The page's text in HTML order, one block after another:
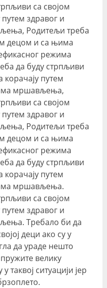
са својом
здравог и
Родитељи треба
децом и са њима
режима
да буду стрпљиви
путем
мршављења,
са својом
здравог и
Родитељи треба
децом и са њима
режима
да буду стрпљиви
путем
мршављења.
са својом
здравог и
Требало би да
деци ако су у
да ураде нешто
велику
таквој ситуацији јер